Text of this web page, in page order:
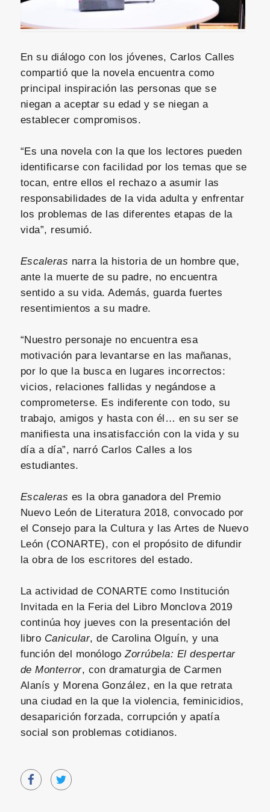
En su diálogo con los jóvenes, Carlos Calles
compartió que la novela encuentra como
principal inspiración las personas que se
niegan a aceptar su edad y se niegan a
establecer compromisos.
“Es una novela con la que los lectores pueden
identificarse con facilidad por los temas que se
tocan, entre ellos el rechazo a asumir las
responsabilidades de la vida adulta y enfrentar
los problemas de las diferentes etapas de la
vida”, resumió.
Escaleras narra la historia de un hombre que,
ante la muerte de su padre, no encuentra
sentido a su vida. Además, guarda fuertes
resentimientos a su madre.
“Nuestro personaje no encuentra esa
motivación para levantarse en las mañanas,
por lo que la busca en lugares incorrectos:
vicios, relaciones fallidas y negándose a
comprometerse. Es indiferente con todo, su
trabajo, amigos y hasta con él… en su ser se
manifiesta una insatisfacción con la vida y su
día a día”, narró Carlos Calles a los
estudiantes.
Escaleras es la obra ganadora del Premio
Nuevo León de Literatura 2018, convocado por
el Consejo para la Cultura y las Artes de Nuevo
León (CONARTE), con el propósito de difundir
la obra de los escritores del estado.
La actividad de CONARTE como Institución
Invitada en la Feria del Libro Monclova 2019
continúa hoy jueves con la presentación del
libro Canicular, de Carolina Olguín, y una
función del monólogoZorrúbela: El despertar
de Monterror, con dramaturgia de Carmen
Alanís y Morena González, en la que retrata
una ciudad en la que la violencia, feminicidios,
desaparición forzada, corrupción y apatía
social son problemas cotidianos.